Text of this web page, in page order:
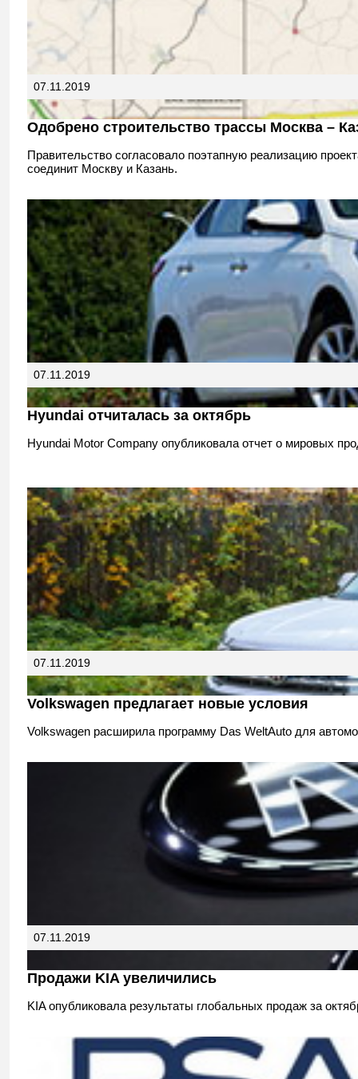
07.11.2019
Одобрено строительство трассы Москва –
Правительство согласовало поэтапную реализацию
соединит Москву и Казань.
07.11.2019
Hyundai отчиталась за октябрь
Hyundai Motor Company опубликовала отчет о мировых
07.11.2019
Volkswagen предлагает новые условия
Volkswagen расширила программу Das WeltAuto для
07.11.2019
Продажи KIA увеличились
KIA опубликовала результаты глобальных продаж за